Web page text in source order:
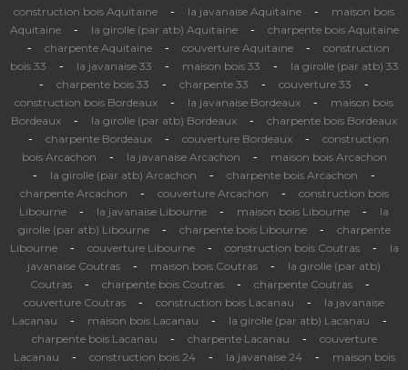
construction bois Aquitaine - la javanaise Aquitaine -
maison bois
Aquitaine
- la girolle (par atb) Aquitaine - charpente bois Aquitaine
- charpente Aquitaine - couverture Aquitaine -
construction
bois 33
- la javanaise 33 - maison bois 33 - la girolle (par atb) 33
- charpente bois 33 - charpente 33 - couverture 33 -
construction bois Bordeaux - la javanaise Bordeaux -
maison bois
Bordeaux
- la girolle (par atb) Bordeaux - charpente bois Bordeaux
- charpente Bordeaux - couverture Bordeaux -
construction
bois Arcachon
- la javanaise Arcachon - maison bois Arcachon
- la girolle (par atb) Arcachon - charpente bois Arcachon -
charpente Arcachon - couverture Arcachon -
construction bois
Libourne
- la javanaise Libourne - maison bois Libourne -
la
girolle (par atb) Libourne
- charpente bois Libourne -
charpente
Libourne
- couverture Libourne - construction bois Coutras -
la
javanaise Coutras
- maison bois Coutras -
la girolle (par atb)
Coutras
- charpente bois Coutras - charpente Coutras -
couverture Coutras - construction bois Lacanau -
la javanaise
Lacanau
- maison bois Lacanau - la girolle (par atb) Lacanau -
charpente bois Lacanau - charpente Lacanau -
couverture
Lacanau
- construction bois 24 - la javanaise 24 -
maison bois